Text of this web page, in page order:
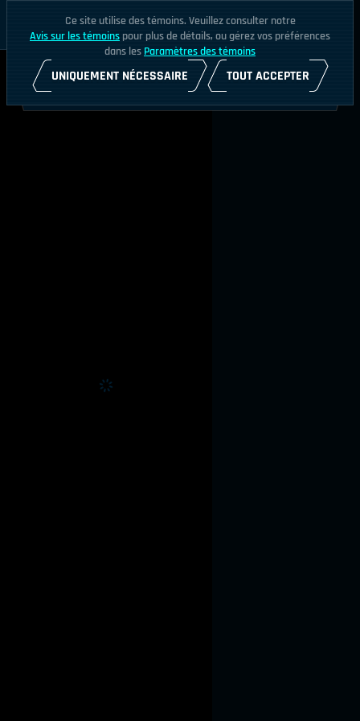
Ce site utilise des témoins. Veuillez consulter notre
Avis sur les témoins pour plus de détails, ou gérez vos préférences
dans les Paramètres des témoins
UNIQUEMENT NÉCESSAIRE TOUT ACCEPTER